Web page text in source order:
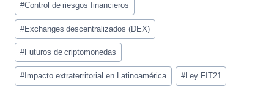
#Control de riesgos financieros
#Exchanges descentralizados (DEX)
#Futuros de criptomonedas
#Impacto extraterritorial en Latinoamérica #Ley FIT21